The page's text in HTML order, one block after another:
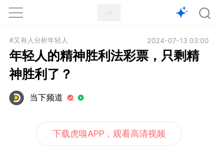
1X
#又有人分析年轻人 2024-07-13 03:00
年轻人的精神胜利法彩票，只剩精
神胜利了？
当下频道
下载虎嗅APP，观看高清视频